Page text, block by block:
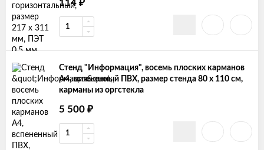
114 ₽
Стенд "Информация", восемь плоских карманов
A4, вспененный ПВХ, размер стенда 80 х 110 см,
карманы из оргстекла
5 500 ₽